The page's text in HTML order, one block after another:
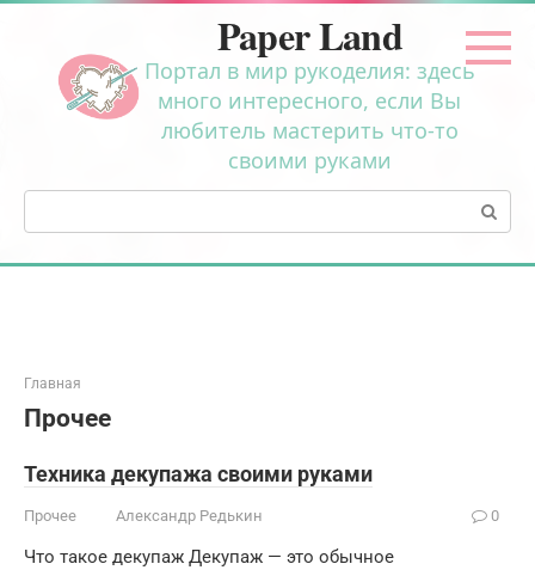
Перейти
контенту
Paper Land
Портал в мир рукоделия: здесь
много интересного, если Вы
любитель мастерить что-то
своими руками
Поиск:
Главная
Прочее
Техника декупажа своими руками
Прочее Александр Редькин 0
Что такое декупаж Декупаж — это обычное